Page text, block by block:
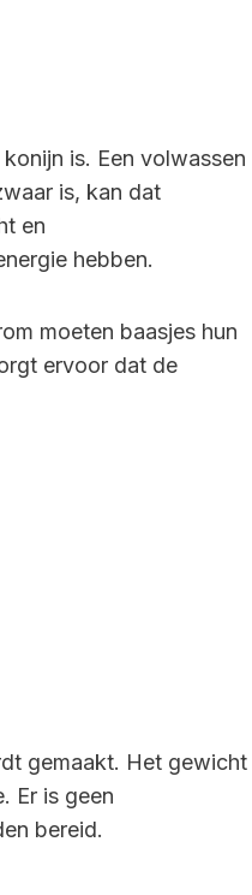
is. Een volwassen
is, kan dat
en
hebben.
moeten baasjes hun
ervoor dat de
gemaakt. Het gewicht
Er is geen
bereid.